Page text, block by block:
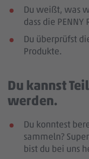
Du weißt, was
dass die
Du überprüfst
Produkte.
Du kannst
werden.
Du konntest
sammeln?
bist du bei uns